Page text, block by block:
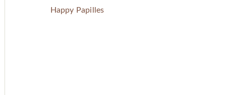
Happy Papilles